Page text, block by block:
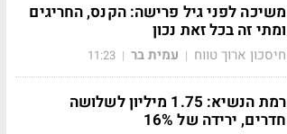
משיכה לפני גיל פרישה: הקנס, החריגים
ומתי זה בכל זאת נכון
חיסכון ארוך טווח | עמית בר |
11:23
רמת הנשיא: 1.75 מיליון לשלושה
חדרים, ירידה של 16%